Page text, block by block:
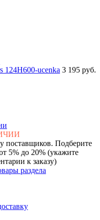
124H600-ucenka 3 195 руб.
поставщиков. Подберите
5% до 20% (укажите
к заказу)
раздела